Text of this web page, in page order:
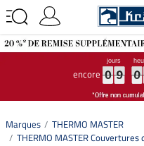
encore 0
0
0
0 9
9
9
9 0
0
0
0
Marques
THERMO MASTER
THERMO MASTER